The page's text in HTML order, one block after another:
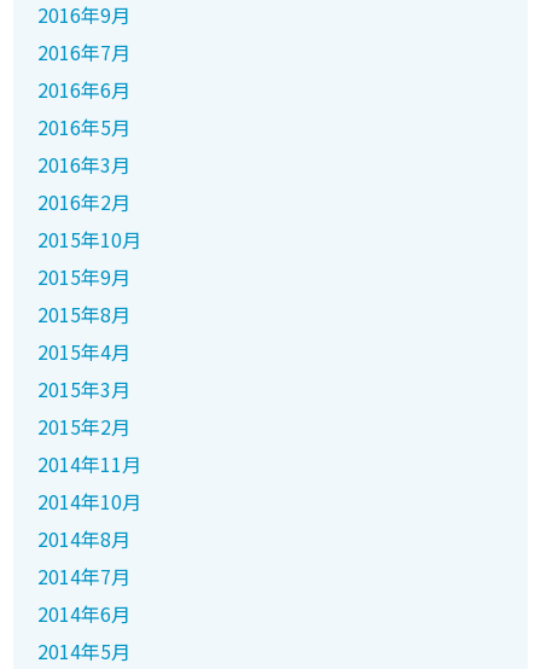
2016年9月
2016年7月
2016年6月
2016年5月
2016年3月
2016年2月
2015年10月
2015年9月
2015年8月
2015年4月
2015年3月
2015年2月
2014年11月
2014年10月
2014年8月
2014年7月
2014年6月
2014年5月